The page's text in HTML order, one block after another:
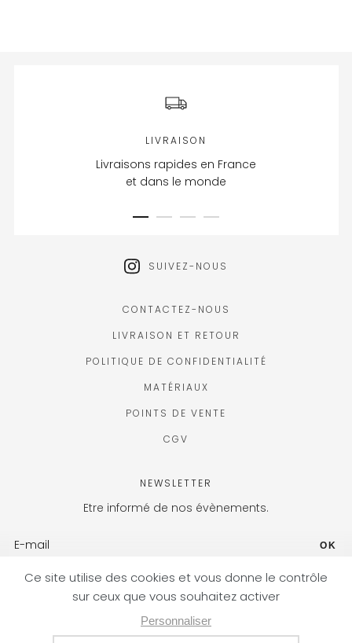
LIVRAISON
Livraisons rapides en France
et dans le monde
SUIVEZ-NOUS
CONTACTEZ-NOUS
LIVRAISON ET RETOUR
POLITIQUE DE CONFIDENTIALITÉ
MATÉRIAUX
POINTS DE VENTE
CGV
NEWSLETTER
Etre informé de nos évènements.
OK
FR (EUR) / FR